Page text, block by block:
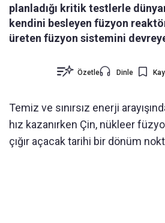
planladığı kritik testlerle
kendini besleyen füzyon
üreten füzyon sistemini
Özetle Dinle
Temiz ve sınırsız enerji
hız kazanırken Çin, nükleer
çığır açacak tarihi bir dönüm